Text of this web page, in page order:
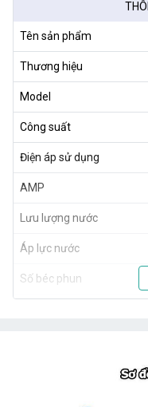
Tên sản phẩm
Thương hiệu
Model
Công suất
Điện áp sử dụng
AMP
Lưu lượng nước
Áp lực nước
Số béc phun